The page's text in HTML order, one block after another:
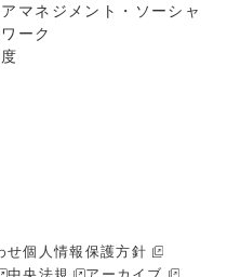
マネジメント・ソーシャ
ーク
せ個人情報保護方針